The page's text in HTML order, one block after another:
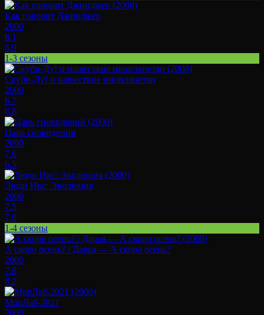
Как говорит Джинджер
2000
6.1
6.9
1-3 сезоны
Скуби-Ду! и нашествие инопланетян
2000
6.7
6.8
Царь сновидений
2000
7.6
6.5
Люди Икс: Эволюция
2000
7.5
7.8
1-4 сезоны
А скоро осень? / Дарья — А скоро осень?
2000
7.8
8.2
МорЛаб-2021
2000